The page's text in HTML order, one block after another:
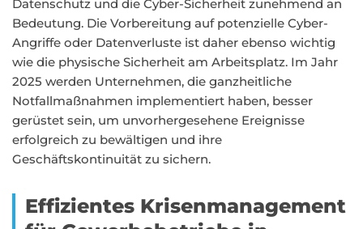
Datenschutz und die Cyber-Sicherheit zunehmend an
Bedeutung. Die Vorbereitung auf potenzielle Cyber-
Angriffe oder Datenverluste ist daher ebenso wichtig
wie die physische Sicherheit am Arbeitsplatz. Im Jahr
2025 werden Unternehmen, die ganzheitliche
Notfallmaßnahmen implementiert haben, besser
gerüstet sein, um unvorhergesehene Ereignisse
erfolgreich zu bewältigen und ihre
Geschäftskontinuität zu sichern.
Effizientes Krisenmanagement